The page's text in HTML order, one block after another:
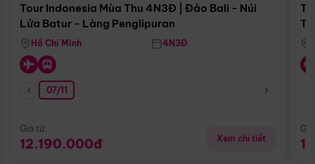
Tour Indonesia Mùa Thu 4N3Đ | Đảo Bali - Núi
Lửa Batur - Làng Penglipuran
Hồ Chí Minh 4N3Đ
07/11
Giá từ:
12.190.000đ Xem chi tiết